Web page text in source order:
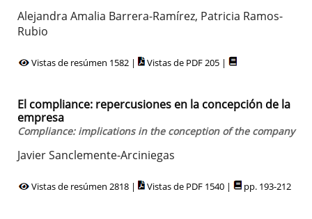
Alejandra Amalia Barrera-Ramírez, Patricia Ramos-
Rubio
Vistas de resúmen 1582 | Vistas de PDF 205 |
El compliance: repercusiones en la concepción de la
empresa
Compliance: implications in the conception of the company
Javier Sanclemente-Arciniegas
Vistas de resúmen 2818 | Vistas de PDF 1540 | pp. 193-212